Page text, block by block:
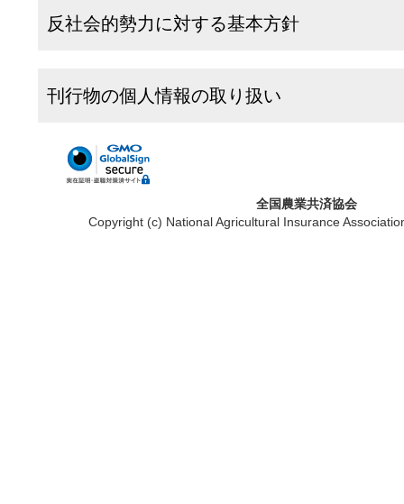
反社会的勢力に対する基本方針
刊行物の個人情報の取り扱い
全国農業共済協会
Copyright (c) National Agricultural Insurance